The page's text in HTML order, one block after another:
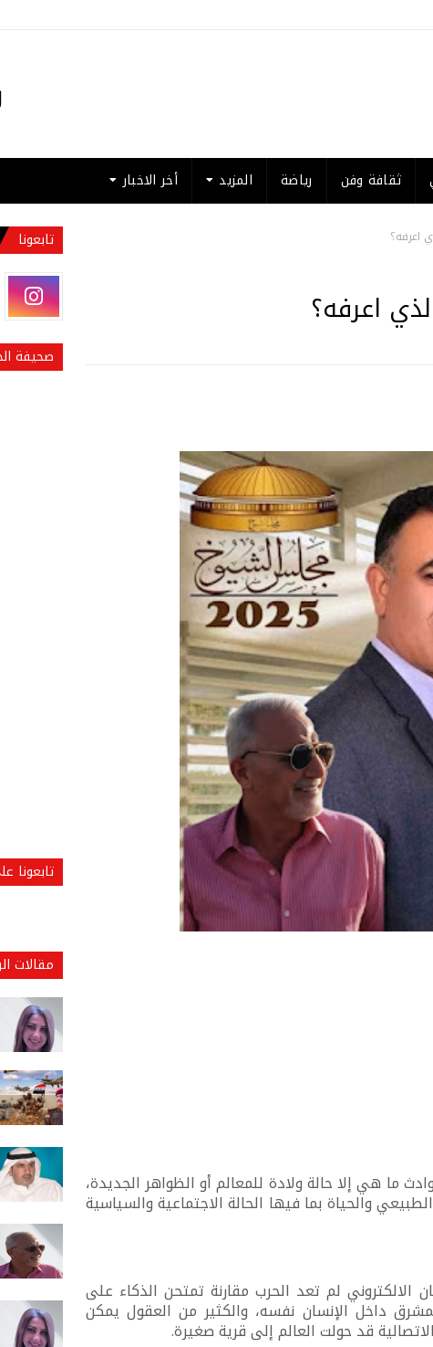
ثقافة وفن رياضة المزيد أخر الاخبار
اعرفه؟
اعرفه؟
ما هي إلا حالة ولادة للمعالم أو الظواهر الجديدة،
والحياة بما فيها الحالة الاجتماعية والسياسية
الالكتروني لم تعد الحرب مقارنة تمتحن الذكاء على
داخل الإنسان نفسه، والكثير من العقول يمكن
قد حولت العالم إلى قرية صغيرة.
تابعونا
صحيفة
تابعونا
مقالات